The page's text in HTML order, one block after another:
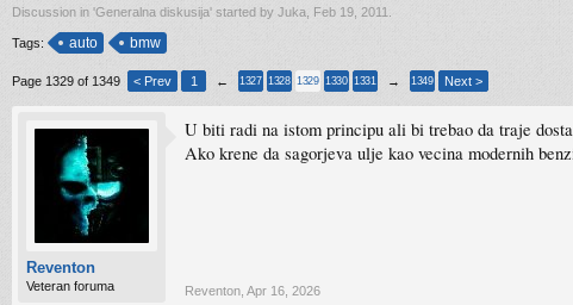
Discussion in 'Generalna diskusija' started by Juka Feb 19, 2011
Tags: auto bmw
Page 1329 of 1349 < Prev 1 ← 1327 1328 1329 1330 1331 → 1349 Next >
Reventon
Veteran foruma
U biti radi na istom principu ali bi trebao da traje
Ako krene da sagorjeva ulje kao vecina modernih
Reventon Apr 16, 2026